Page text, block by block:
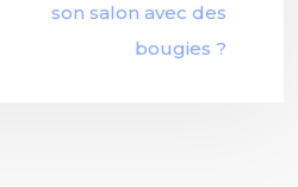
son salon avec des
bougies ?